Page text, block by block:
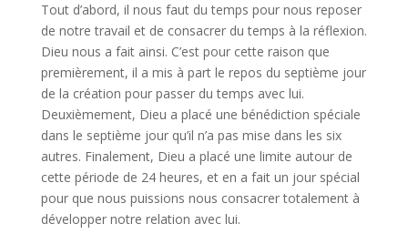
Tout d’abord, il nous faut du temps pour nous reposer
de notre travail et de consacrer du temps à la réflexion.
Dieu nous a fait ainsi. C’est pour cette raison que
premièrement, il a mis à part le repos du septième jour
de la création pour passer du temps avec lui.
Deuxièmement, Dieu a placé une bénédiction spéciale
dans le septième jour qu’il n’a pas mise dans les six
autres. Finalement, Dieu a placé une limite autour de
cette période de 24 heures, et en a fait un jour spécial
pour que nous puissions nous consacrer totalement à
développer notre relation avec lui.